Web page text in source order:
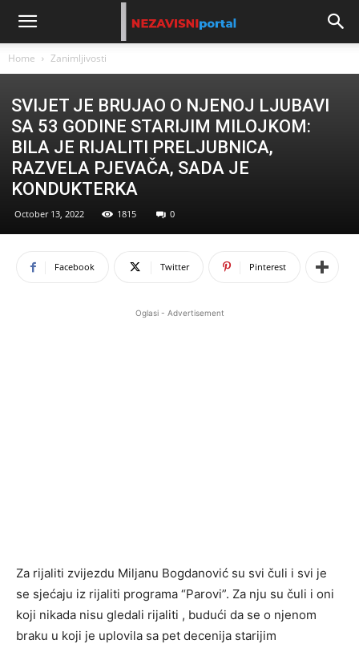
Home Zanimljivosti
SVIJET JE BRUJAO O NJENOJ LJUBAVI
SA 53 GODINE STARIJIM MILOJKOM:
BILA JE RIJALITI PRELJUBNICA,
RAZVELA PJEVAČA, SADA JE
KONDUKTERKA
October 13, 2022 1815 0
Facebook Twitter Pinterest
Oglasi - Advertisement
Za rijaliti zvijezdu Miljanu Bogdanović su svi čuli i svi je
se sjećaju iz rijaliti programa “Parovi”. Za nju su čuli i oni
koji nikada nisu gledali rijaliti , budući da se o njenom
braku u koji je uplovila sa pet decenija starijim